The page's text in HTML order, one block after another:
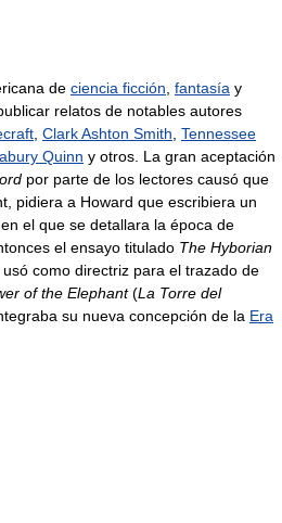
de ciencia ficción, fantasía y
relatos de notables autores
, Clark Ashton Smith, Tennessee
Quinn y otros. La gran aceptación
por parte de los lectores causó que
pidiera a Howard que escribiera un
el que se detallara la época de
el ensayo titulado The Hyborian
como directriz para el trazado de
of the Elephant(La Torre del
su nueva concepción de la Era